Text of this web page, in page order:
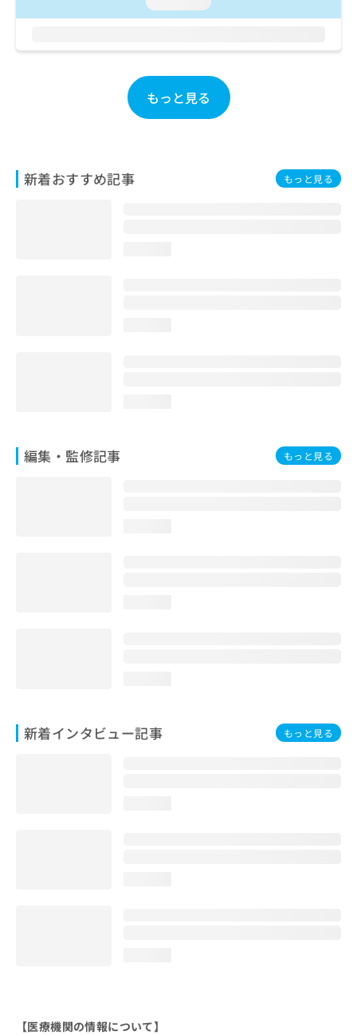
もっと見る
新着おすすめ記事 もっと見る
編集・監修記事 もっと見る
新着インタビュー記事 もっと見る
【医療機関の情報について】